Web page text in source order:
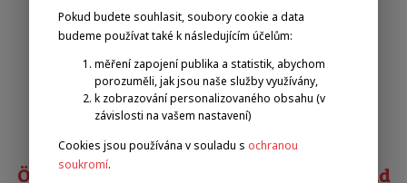
Emilova sportovní, z.s.
Pavel Zbožínek
zbozinek@emilova-sportovni.cz
+420 602 720 518
Österreichischer Behindertensportverband
Pokud budete souhlasit, soubory cookie a data
budeme používat také k následujícím účelům:
měření zapojení publika a statistik, abychom
porozuměli, jak jsou naše služby využívány,
k zobrazování personalizovaného obsahu (v
závislosti na vašem nastavení)
Cookies jsou používána v souladu s ochranou
soukromí.